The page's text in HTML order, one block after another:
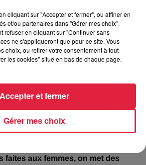
la police municipale.Des formations
repérer et sanctionner le
et sexuel de rue. Nous renforçons
au commissariat central où il existe
victimes avec des personnes
C’est un dispositif que nous
74 nouvelles places pour les
violences qui ont été mises en place
2021.Ces places
à des associations avec un
faites aux femmes, on met des
cliquant sur "Accepter et fermer", ou affiner en
et/ou partenaires dans "Gérer mes choix".
refuser en cliquant sur "Continuer sans
ne s'appliqueront que pour ce site. Vous
choix, ou retirer votre consentement à tout
les cookies" situé en bas de chaque page.
Gérer mes choix
Accepter et fermer